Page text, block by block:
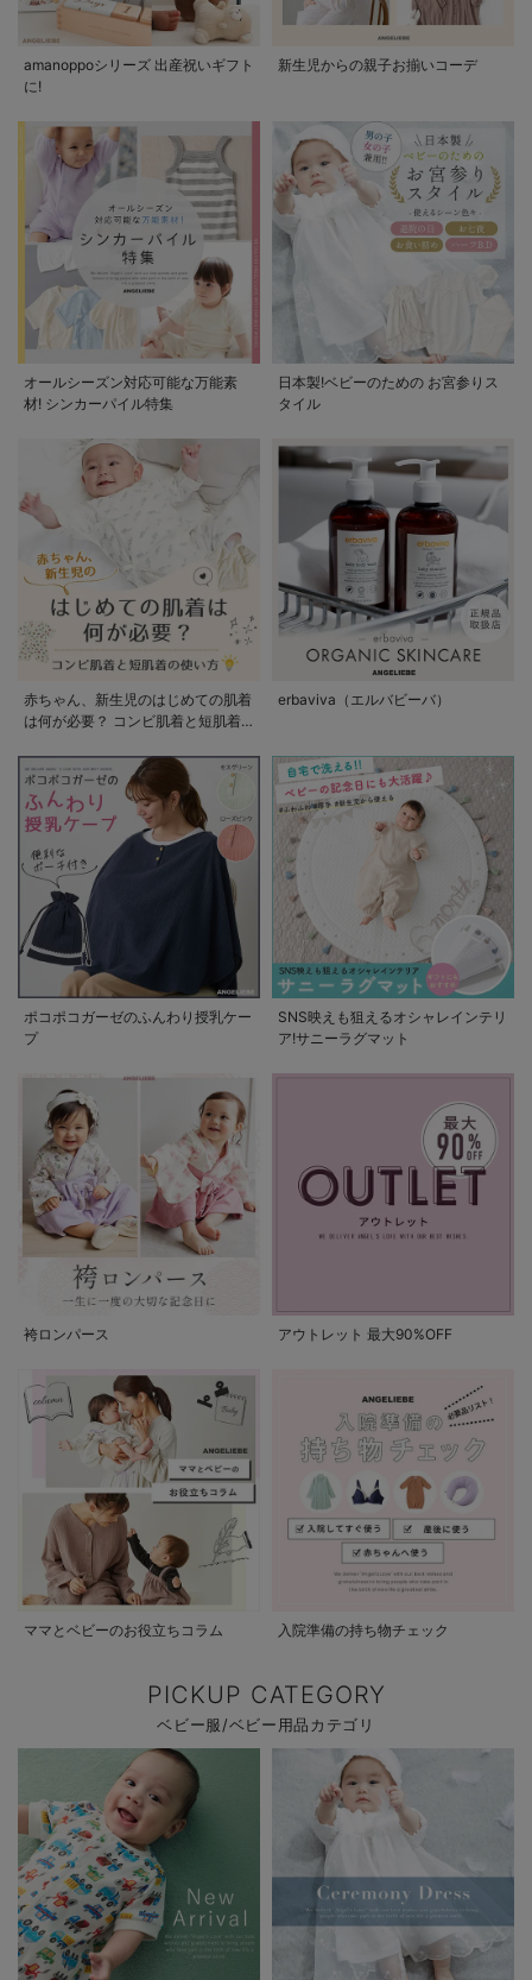
amanoppoシリーズ 出産祝いギフト
に!
新生児からの親子お揃いコーデ
オールシーズン対応可能な万能素
材! シンカーパイル特集
日本製!ベビーのための お宮参りス
タイル
赤ちゃん、新生児のはじめての肌着
は何が必要？ コンビ肌着と短肌着
erbaviva（エルバビーバ）
ポコポコガーゼのふんわり授乳ケー
プ
SNS映えも狙えるオシャレインテリ
ア!サニーラグマット
袴ロンパース アウトレット 最大90%OFF
ママとベビーのお役立ちコラム 入院準備の持ち物チェック
PICKUP CATEGORY
ベビー服/ベビー用品カテゴリ